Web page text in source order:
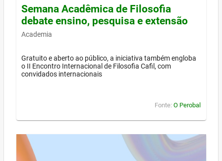
Semana Acadêmica de Filosofia
debate ensino, pesquisa e extensão
Academia
Gratuito e aberto ao público, a iniciativa também engloba
o II Encontro Internacional de Filosofia Cafil, com
convidados internacionais
Fonte: O Perobal